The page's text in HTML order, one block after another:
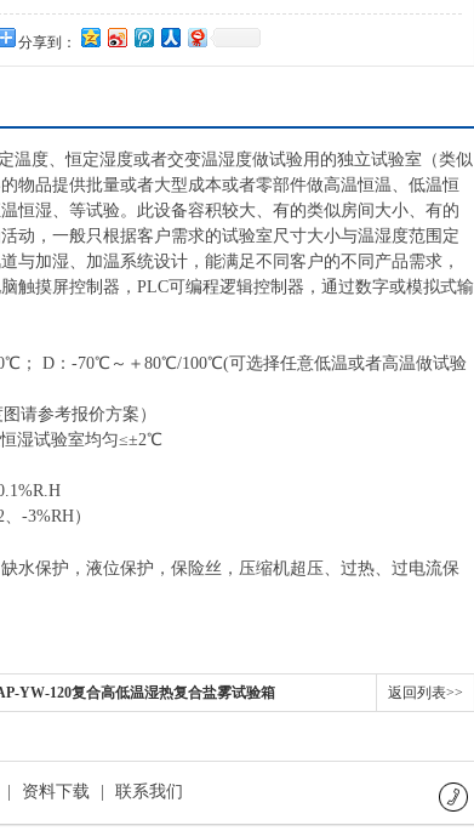
分享到：
温度、恒定湿度或者交变温湿度做试验用的独立试验室（类似
物品提供批量或者大型成本或者零部件做高温恒温、低温恒
恒湿、等试验。此设备容积较大、有的类似房间大小、有的
动，一般只根据客户需求的试验室尺寸大小与温湿度范围定
与加湿、加温系统设计，能满足不同客户的不同产品需求，
触摸屏控制器， PLC可编程逻辑控制器，通过数字或模拟式输
； D：-70℃～＋80℃/100℃(可选择任意低温或者高温做试验
请参考报价方案）
湿试验室均匀≤±2℃
-3%RH）
水保护，液位保护，保险丝，压缩机超压、过热、过电流保
YW-120复合高低温湿热复合盐雾试验箱 返回列表>>
资料下载 联系我们